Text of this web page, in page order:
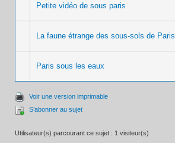
Petite vidéo de sous paris
La faune étrange des sous-sols de Paris
Paris sous les eaux
Voir une version imprimable
S’abonner au sujet
Utilisateur(s) parcourant ce sujet : 1 visiteur(s)